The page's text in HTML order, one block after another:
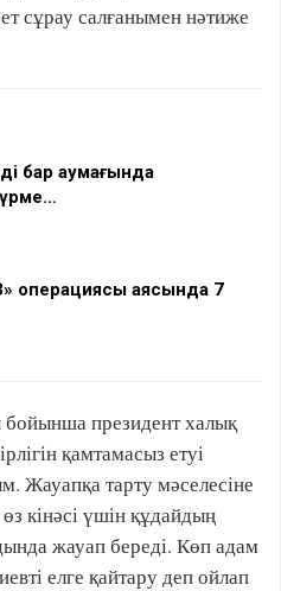
сұрау салғанымен нәтиже
бар аумағында
операциясы аясында 7
президент халық
қамтамасыз етуі
Жауапқа тарту мәселесіне
кінәсі үшін құдайдың
жауап береді. Көп адам
елге қайтару деп ойлап